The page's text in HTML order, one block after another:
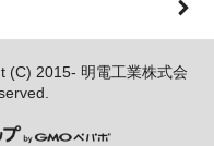
(C) 2015- 明電工業株式会